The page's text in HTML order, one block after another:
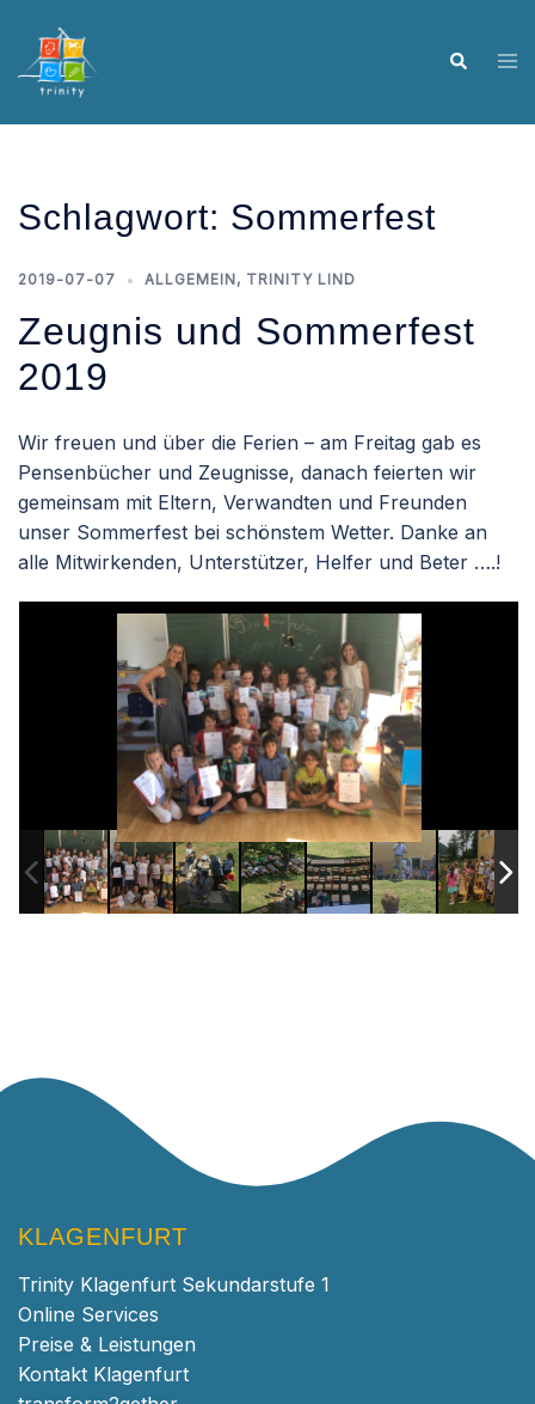
content
Search
Schlagwort: Sommerfest
2019-07-07 ALLGEMEIN, TRINITY LIND
Zeugnis und Sommerfest
2019
Wir freuen und über die Ferien – am Freitag gab es
Pensenbücher und Zeugnisse, danach feierten wir
gemeinsam mit Eltern, Verwandten und Freunden
unser Sommerfest bei schönstem Wetter. Danke an
alle Mitwirkenden, Unterstützer, Helfer und Beter ….!
KLAGENFURT
Trinity Klagenfurt Sekundarstufe 1
Online Services
Preise & Leistungen
Kontakt Klagenfurt